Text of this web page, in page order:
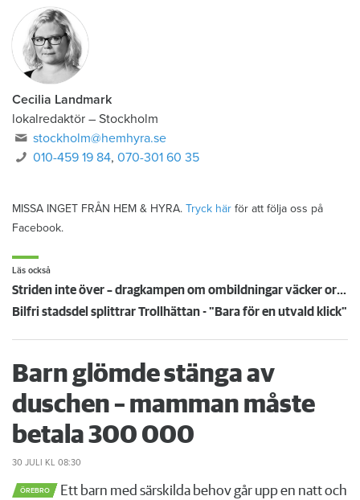
Cecilia Landmark
lokalredaktör – Stockholm
stockholm@hemhyra.se
010-459 19 84,070-301 60 35
MISSA INGET FRÅN HEM & HYRA. Tryck här för att följa oss på
Facebook.
Läs också
Striden inte över – dragkampen om ombildningar väcker oro och hopp i Göteborg
Bilfri stadsdel splittrar Trollhättan - "Bara för en utvald klick"
Barn glömde stänga av
duschen – mamman måste
betala 300 000
30 JULI KL 08:30
ÖREBRO
Ett barn med särskilda behov går upp en natt och